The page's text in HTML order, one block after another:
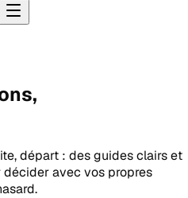
,
départ : des guides clairs et
avec vos propres